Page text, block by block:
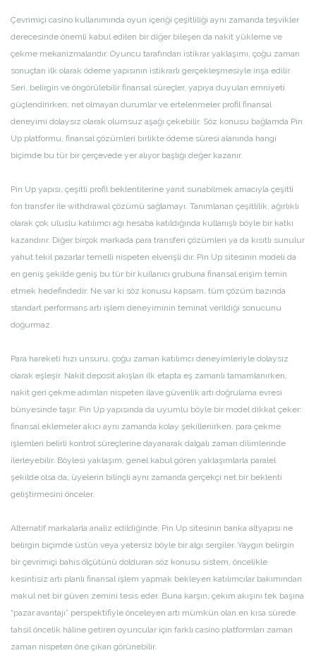
Çevrimiçi casino kullanımında oyun içeriği çeşitliliği aynı zamanda teşvikler
derecesinde önemli kabul edilen bir diğer bileşen da nakit yükleme ve
çekme mekanizmalarıdır. Oyuncu tarafından istikrar yaklaşımı, çoğu zaman
sonuçtan ilk olarak ödeme yapısının istikrarlı gerçekleşmesiyle inşa edilir.
Seri, belirgin ve öngörülebilir finansal süreçler, yapıya duyulan emniyeti
güçlendirirken; net olmayan durumlar ve ertelenmeler profil finansal
deneyimi dolaysız olarak olumsuz aşağı çekebilir. Söz konusu bağlamda Pin
Up platformu, finansal çözümleri birlikte ödeme süresi alanında hangi
biçimde bu tür bir çerçevede yer alıyor başlığı değer kazanır.
Pin Up yapısı, çeşitli profil beklentilerine yanıt sunabilmek amacıyla çeşitli
fon transfer ile withdrawal çözümü sağlamayı. Tanımlanan çeşitlilik, ağırlıklı
olarak çok uluslu katılımcı ağı hesaba katıldığında kullanışlı böyle bir katkı
kazandırır. Diğer birçok markada para transferi çözümleri ya da kısıtlı sunulur
yahut tekil pazarlar temelli nispeten elverişli dır. Pin Up sitesinin modeli da
en geniş şekilde geniş bu tür bir kullanıcı grubuna finansal erişim temin
etmek hedefindedir. Ne var ki söz konusu kapsam, tüm çözüm bazında
standart performans artı işlem deneyiminin teminat verildiği sonucunu
doğurmaz.
Para hareketi hızı unsuru, çoğu zaman katılımcı deneyimleriyle dolaysız
olarak eşleşir. Nakit deposit akışları ilk etapta eş zamanlı tamamlanırken,
nakit geri çekme adımları nispeten ilave güvenlik artı doğrulama evresi
bünyesinde taşır. Pin Up yapısında da uyumlu böyle bir model dikkat çeker:
finansal eklemeler akıcı aynı zamanda kolay şekillenirken, para çekme
işlemleri belirli kontrol süreçlerine dayanarak dalgalı zaman dilimlerinde
ilerleyebilir. Böylesi yaklaşım, genel kabul gören yaklaşımlarla paralel
şekilde olsa da, üyelerin bilinçli aynı zamanda gerçekçi net bir beklenti
geliştirmesini önceler.
Alternatif markalarla analiz edildiğinde, Pin Up sitesinin banka altyapısı ne
belirgin biçimde üstün veya yetersiz böyle bir algı sergiler. Yaygın belirgin
bir çevrimiçi bahis ölçütünü dolduran söz konusu sistem, öncelikle
kesintisiz artı planlı finansal işlem yapmak bekleyen katılımcılar bakımından
makul net bir güven zemini tesis eder. Buna karşın, çekim akışını tek başına
“pazar avantajı” perspektifiyle önceleyen artı mümkün olan en kısa sürede
tahsil öncelik hâline getiren oyuncular için farklı casino platformları zaman
zaman nispeten öne çıkan görünebilir.